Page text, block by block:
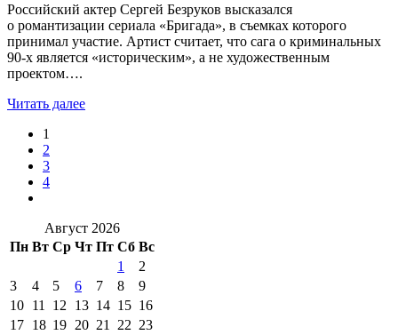
Российский актер Сергей Безруков высказался
о романтизации сериала «Бригада», в съемках которого
принимал участие. Артист считает, что сага о криминальных
90-х является «историческим», а не художественным
проектом….
Читать далее
1
2
3
4
Август 2026
Пн Вт Ср Чт Пт Сб Вс
1
2
3
4 5 6 7 8
9
10 11 12 13 14 15 16
17 18 19 20 21 22 23